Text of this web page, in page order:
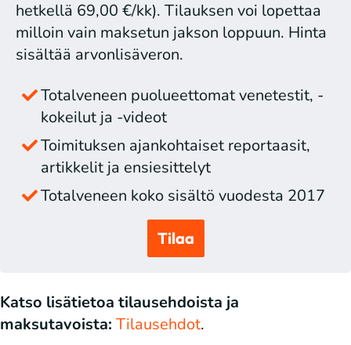
hetkellä 69,00 €/kk). Tilauksen voi lopettaa
milloin vain maksetun jakson loppuun. Hinta
sisältää arvonlisäveron.
Totalveneen puolueettomat venetestit, -
kokeilut ja -videot
Toimituksen ajankohtaiset reportaasit,
artikkelit ja ensiesittelyt
Totalveneen koko sisältö vuodesta 2017
Tilaa
Katso lisätietoa tilausehdoista ja
maksutavoista: Tilausehdot.